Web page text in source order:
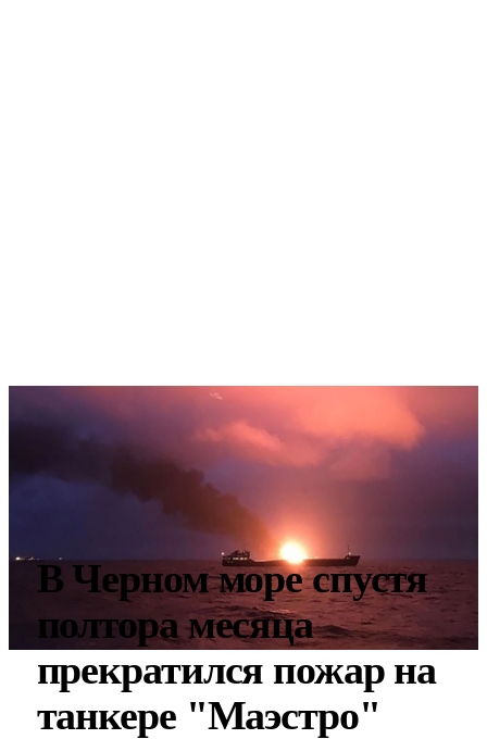
В Черном море спустя
полтора месяца
прекратился пожар на
танкере "Маэстро"